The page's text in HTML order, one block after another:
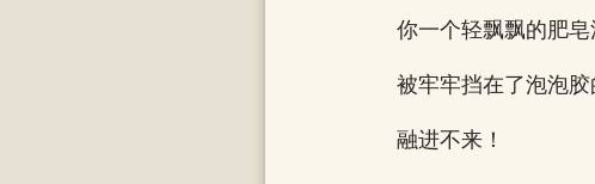
你一个轻飘飘的肥
被牢牢挡在了泡泡胶
融进不来！